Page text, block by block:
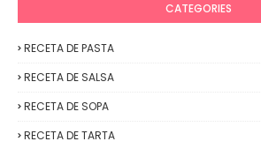
CATEGORIES
RECETA DE PASTA
RECETA DE SALSA
RECETA DE SOPA
RECETA DE TARTA